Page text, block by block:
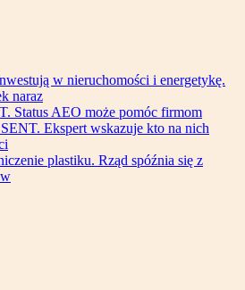
w nieruchomości i energetykę.
naraz
Status AEO może pomóc firmom
Ekspert wskazuje kto na nich
plastiku. Rząd spóźnia się z